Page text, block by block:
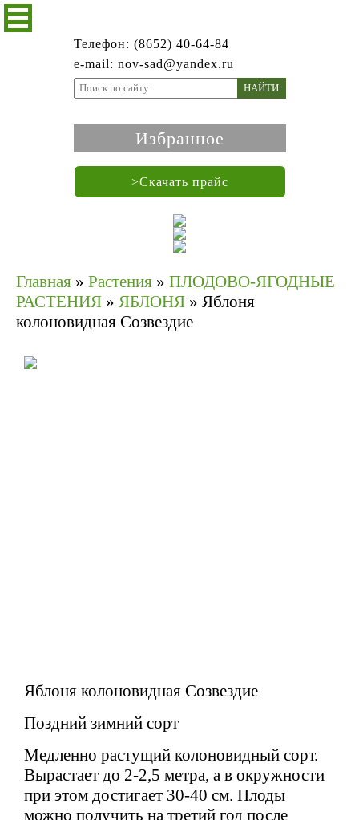
Телефон: (8652) 40-64-84
e-mail: nov-sad@yandex.ru
НАЙТИ
Избранное
>Скачать прайс
Главная » Растения » ПЛОДОВО-ЯГОДНЫЕ
РАСТЕНИЯ » ЯБЛОНЯ » Яблоня
колоновидная Созвездие
Яблоня колоновидная Созвездие
Поздний зимний сорт
Медленно растущий колоновидный сорт.
Вырастает до 2-2,5 метра, а в окружности
при этом достигает 30-40 см. Плоды
можно получить на третий год после